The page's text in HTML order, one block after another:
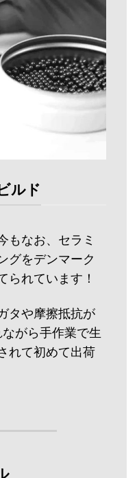
ルド
もなお、セラミ
グをデンマーク
られています！
タや摩擦抵抗が
がら手作業で生
れて初めて出荷